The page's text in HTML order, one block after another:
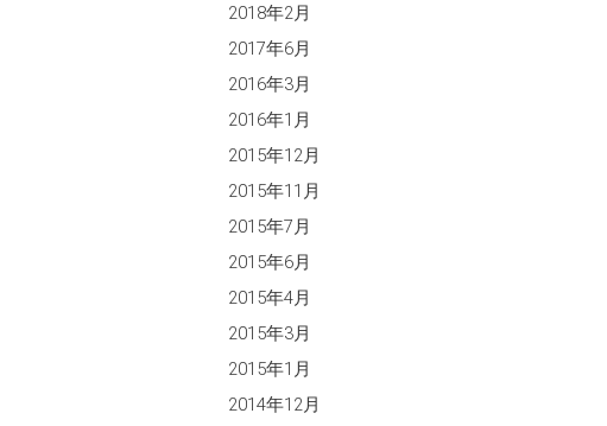
2018年2月
2017年6月
2016年3月
2016年1月
2015年12月
2015年11月
2015年7月
2015年6月
2015年4月
2015年3月
2015年1月
2014年12月